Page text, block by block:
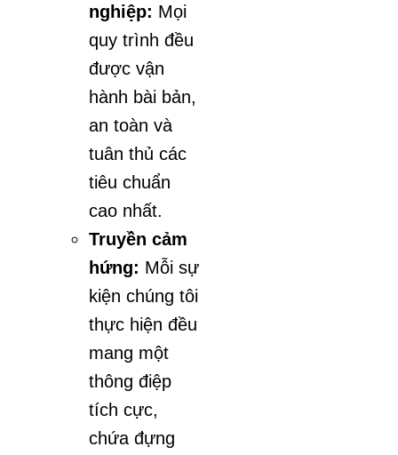
nghiệp: Mọi
quy trình đều
được vận
hành bài bản,
an toàn và
tuân thủ các
tiêu chuẩn
cao nhất.
Truyền cảm
hứng: Mỗi sự
kiện chúng tôi
thực hiện đều
mang một
thông điệp
tích cực,
chứa đựng